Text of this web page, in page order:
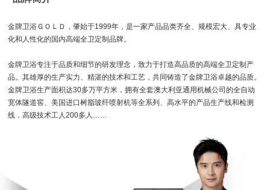
产品中心
加盟合作
品牌资讯
金牌卫浴ＧＯＬＤ，肇始于1999年，是一家产品品类齐全、规模宏大、具专业
化和人性化的国内高端全卫定制品牌。
金牌卫浴专注于品质和细节的研发理念，致力于打造高品质的高端全卫定制产
品。其雄厚的生产实力、精湛的技术和工艺，共同铸造了金牌卫浴卓越的品质。
金牌卫浴生产面积达30多万平方米，拥有全套澳大利亚通用机械公司的全自动
宽体隧道窖、美国进口树脂玻纤喷射机等全系列、高水平的产品生产线和检测
线，高级技术工人200多人……